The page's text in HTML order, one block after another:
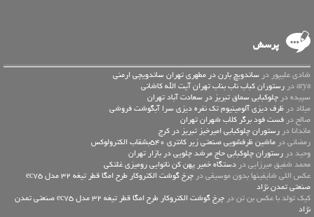
پرسش
شادی علیپور در ساندویچ بارن در مطهری تهران ساندویچی ارمنی
arya در
رستوران کباب ناب بناب تهران آیت الله کاشانی
سپیده در چلوکبابی سماق تبریز در سعادت آباد تهران
میلاد در ظرف دیزی آلومینیوم تک نفره دیزی سرا آبگوشت فروشی
صالح در فست فود برگر کلاب شهران تهران
ماندانا در رستوران چلوکبابی امیرخیز تبریز در کرج
رمضانی در ماشین ظرفشویی صنعتی زیر کانتری 540بشقاب الکترولوکس
وحید در رستوران چلوکبابی حاج مرشد چلویی در بازار تهران
محمد شفیق میرزایی در دستگاه خمیر پهن کن نانوایی رومیزی غلتکی
عكس اللي شايفينها بدون موسيقى در
چرخ گوشت الکتروکار طرح امگا قطر تیغه 32 مدل ec75
صنعتی تمدن نژاد
کیک تولد با عکس بن تن در
چرخ گوشت الکتروکار طرح امگا قطر تیغه 32 مدل ec75 صنعتی تمدن
نژاد